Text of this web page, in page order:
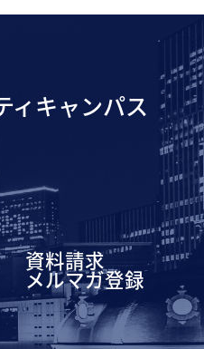
ィキャンパス
資料請求
メルマガ登録